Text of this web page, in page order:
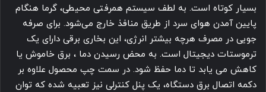
بسیار کوتاه است. به لطف سیستم همرفتی محیطی، گرما هنگام
پایین آمدن هوای سرد از طریق منافذ خارج می‌شود. برای صرفه
جویی در مصرف هرچه بیشتر انرژی، این بخاری برقی دارای یک
ترموستات دیجیتال است. به محض رسیدن دما ، برق خاموش یا
کاهش می یابد تا دما حفظ شود. در سمت چپ محصول علاوه بر
دکمه اتصال برق دستگاه، یک پنل کنترلی نیز تعبیه شده که توان